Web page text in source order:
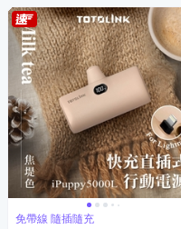
免帶線 隨插隨充